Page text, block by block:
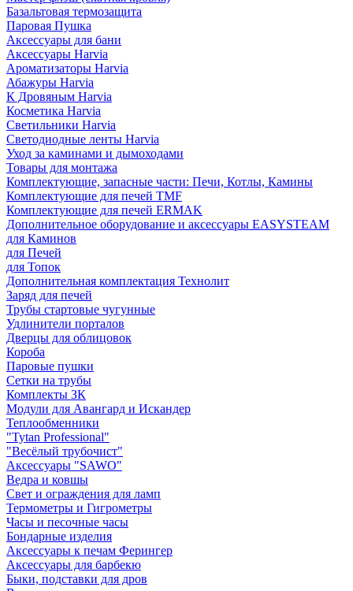
Базальтовая термозащита
Паровая Пушка
Аксессуары для бани
Аксессуары Harvia
Ароматизаторы Harvia
Абажуры Harvia
К Дровяным Harvia
Косметика Harvia
Светильники Harvia
Светодиодные ленты Harvia
Уход за каминами и дымоходами
Товары для монтажа
Комплектующие, запасные части: Печи, Котлы, Камины
Комплектующие для печей TMF
Комплектующие для печей ERMAK
Дополнительное оборудование и аксессуары EASYSTEAM
для Каминов
для Печей
для Топок
Дополнительная комплектация Технолит
Заряд для печей
Трубы стартовые чугунные
Удлинители порталов
Дверцы для облицовок
Короба
Паровые пушки
Сетки на трубы
Комплекты ЗК
Модули для Авангард и Искандер
Теплообменники
"Tytan Professional"
"Весёлый трубочист"
Аксессуары "SAWO"
Ведра и ковшы
Свет и ограждения для ламп
Термометры и Гигрометры
Часы и песочные часы
Бондарные изделия
Аксессуары к печам Ферингер
Аксессуары для барбекю
Быки, подставки для дров